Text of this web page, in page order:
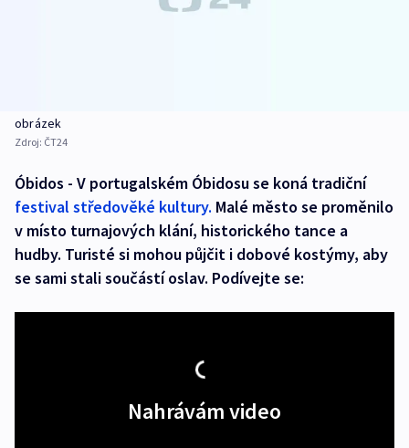
obrázek
Zdroj: ČT24
Óbidos - V portugalském Óbidosu se koná tradiční
festival středověké kultury. Malé město se proměnilo
v místo turnajových klání, historického tance a
hudby. Turisté si mohou půjčit i dobové kostýmy, aby
se sami stali součástí oslav. Podívejte se:
Nahrávám video